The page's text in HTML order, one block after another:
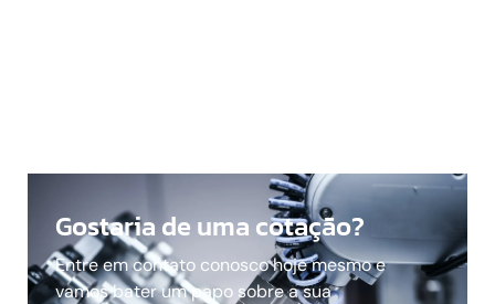
Gostaria de uma cotação?
Entre em contato conosco hoje mesmo e
vamos bater um papo sobre a sua